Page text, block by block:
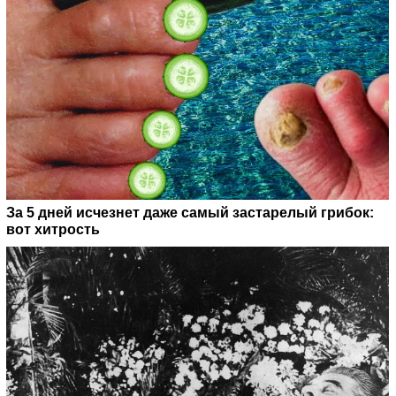
За 5 дней исчезнет даже самый застарелый грибок:
вот хитрость